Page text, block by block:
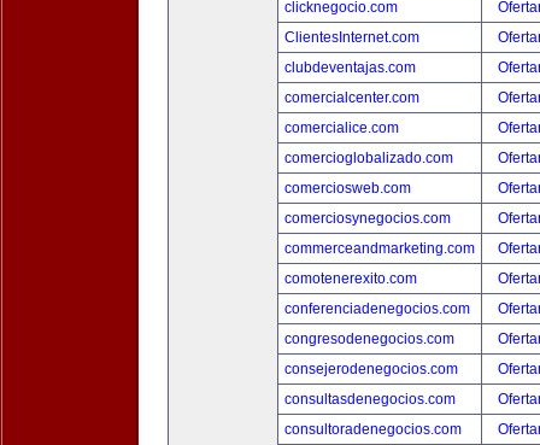
clicknegocio.com
ClientesInternet.com
clubdeventajas.com
comercialcenter.com
comercialice.com
comercioglobalizado.com
comerciosweb.com
comerciosynegocios.com
commerceandmarketing.com
comotenerexito.com
conferenciadenegocios.com
congresodenegocios.com
consejerodenegocios.com
consultasdenegocios.com
consultoradenegocios.com